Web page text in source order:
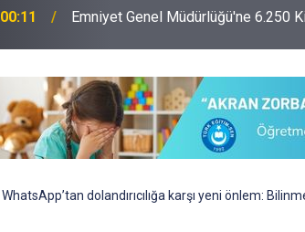
00:11 Emniyet Genel Müdürlüğü'ne 6.250
WhatsApp’tan dolandırıcılığa karşı yeni önlem: